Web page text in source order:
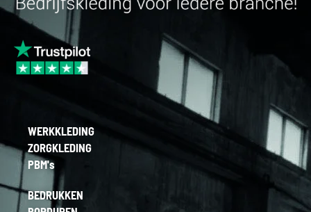
WERKKLEDING
ZORGKLEDING
PBM's
BEDRUKKEN